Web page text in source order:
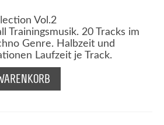
Vol.2
Trainingsmusik. 20 Tracks im
Genre. Halbzeit und
Laufzeit je Track.